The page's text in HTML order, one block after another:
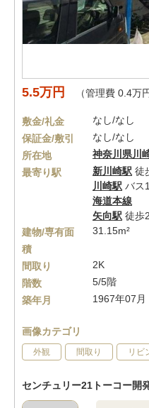
5.5万円 （管理費 0.4万
敷金/礼金
なし/なし
保証金/敷引
なし/なし
所在地
神奈川県川
最寄り駅
新川崎駅 徒
川崎駅 バス
海道本線
矢向駅 徒歩
建物/専有面
積
31.15m²
間取り
2K
階数
5/5階
築年月
1967年07月
画像カテゴリ
外観 間取り リビ
センチュリー21トーコー開